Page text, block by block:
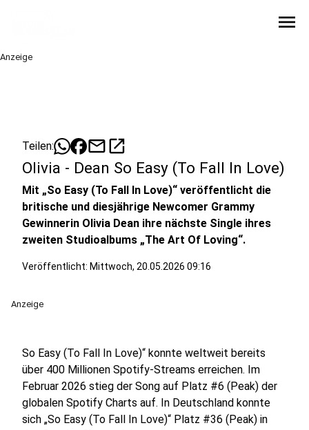
menu
Anzeige
Teilen: mailopen_in_new
Olivia - Dean So Easy (To Fall In Love)
Mit „So Easy (To Fall In Love)“ veröffentlicht die
britische und diesjährige Newcomer Grammy
Gewinnerin Olivia Dean ihre nächste Single ihres
zweiten Studioalbums „The Art Of Loving“.
Veröffentlicht: Mittwoch, 20.05.2026 09:16
Anzeige
So Easy (To Fall In Love)“ konnte weltweit bereits
über 400 Millionen Spotify-Streams erreichen. Im
Februar 2026 stieg der Song auf Platz #6 (Peak) der
globalen Spotify Charts auf. In Deutschland konnte
sich „So Easy (To Fall In Love)“ Platz #36 (Peak) in